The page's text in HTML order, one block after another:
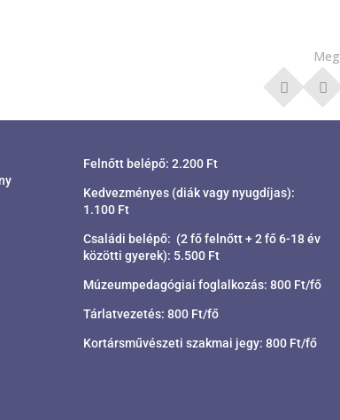
Felnőtt belépő: 2.200 Ft
Kedvezményes (diák vagy nyugdíjas):
1.100 Ft
Családi belépő: (2 fő felnőtt + 2 fő 6-18 év
közötti gyerek): 5.500 Ft
Múzeumpedagógiai foglalkozás: 800 Ft/fő
Tárlatvezetés: 800 Ft/fő
Kortársművészeti szakmai jegy: 800 Ft/fő